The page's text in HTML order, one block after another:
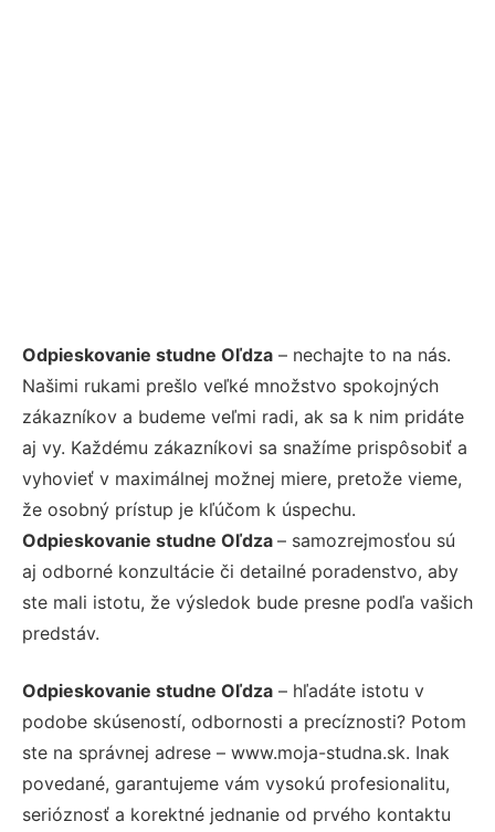
Odpieskovanie studne Oľdza – nechajte to na nás.
Našimi rukami prešlo veľké množstvo spokojných
zákazníkov a budeme veľmi radi, ak sa k nim pridáte
aj vy. Každému zákazníkovi sa snažíme prispôsobiť a
vyhovieť v maximálnej možnej miere, pretože vieme,
že osobný prístup je kľúčom k úspechu.
Odpieskovanie studne Oľdza – samozrejmosťou sú
aj odborné konzultácie či detailné poradenstvo, aby
ste mali istotu, že výsledok bude presne podľa vašich
predstáv.
Odpieskovanie studne Oľdza – hľadáte istotu v
podobe skúseností, odbornosti a precíznosti? Potom
ste na správnej adrese – www.moja-studna.sk. Inak
povedané, garantujeme vám vysokú profesionalitu,
serióznosť a korektné jednanie od prvého kontaktu